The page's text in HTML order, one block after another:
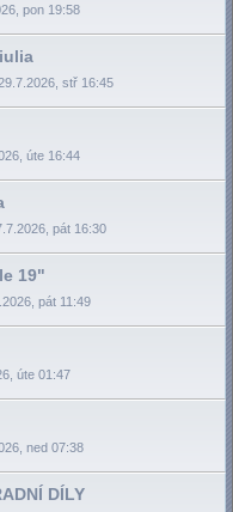
pon 19:58
stř 16:45
úte 16:44
pát 16:30
19"
pát 11:49
úte 01:47
ned 07:38
DÍLY